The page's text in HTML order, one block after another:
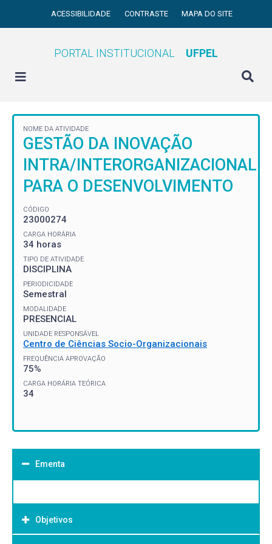
ACESSIBILIDADE CONTRASTE MAPA DO SITE
PORTAL INSTITUCIONAL UFPEL
NOME DA ATIVIDADE
GESTÃO DA INOVAÇÃO
INTRA/INTERORGANIZACIONAL
PARA O DESENVOLVIMENTO
CÓDIGO
23000274
CARGA HORÁRIA
34 horas
TIPO DE ATIVIDADE
DISCIPLINA
PERIODICIDADE
Semestral
MODALIDADE
PRESENCIAL
UNIDADE RESPONSÁVEL
Centro de Ciências Socio-Organizacionais
FREQUÊNCIA APROVAÇÃO
75%
CARGA HORÁRIA TEÓRICA
34
Ementa
Objetivos